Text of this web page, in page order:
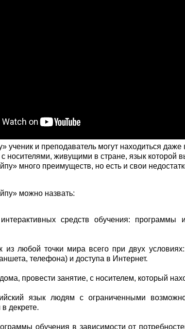
ученик и преподаватель могут находиться даже
носителями, живущими в стране, язык которой
много преимуществ, но есть и свои
можно назвать:
средств обучения: программы
из любой точки мира всего при двух
телефона) и доступа в Интернет.
провести занятие, с носителем, который
язык людям с ограниченными
декрете.
обучения в зависимости от